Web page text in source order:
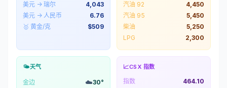
美元 → 瑞尔
4,043
美元 → 人民币
6.76
🥇 黄金/克
$509
汽油 92
4,450
汽油 95
5,450
柴油
5,250
LPG
2,300
🌤️天气
金边 ☁️30°
📈CSX 指数
指数
464.10